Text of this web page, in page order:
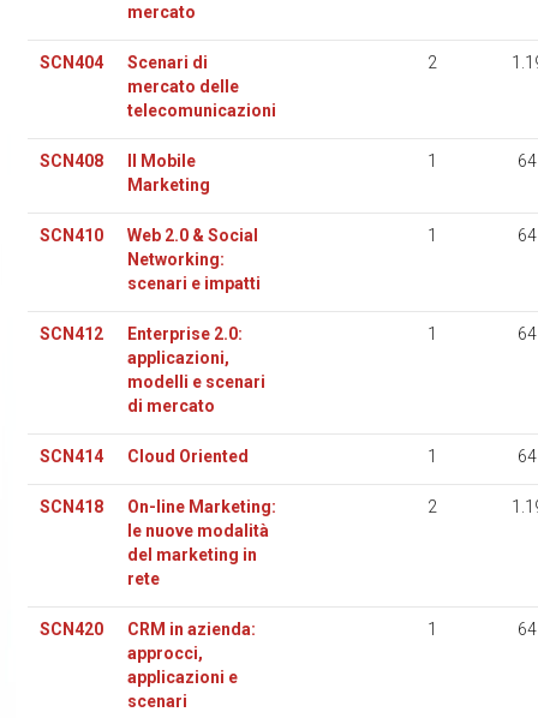
mercato
SCN404
Scenari di
mercato delle
telecomunicazioni
2
SCN408
Il Mobile
Marketing
1
SCN410
Web 2.0 & Social
Networking:
scenari e impatti
1
SCN412
Enterprise 2.0:
applicazioni,
modelli e scenari
di mercato
1
SCN414 Cloud Oriented 1
SCN418
On-line Marketing:
le nuove modalità
del marketing in
rete
2
SCN420
CRM in azienda:
approcci,
applicazioni e
scenari
1